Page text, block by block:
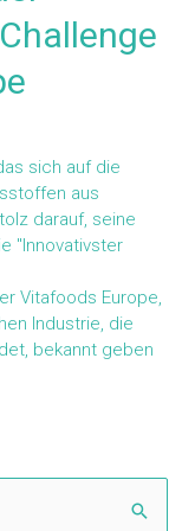
sich auf die
aus
darauf, seine
"Innovativster
Vitafoods Europe,
Industrie, die
bekannt geben